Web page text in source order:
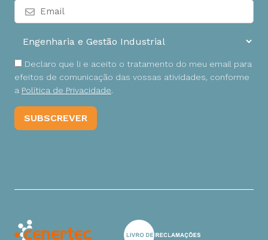
Declaro que li e aceito o tratamento do meu email para
efeitos de comunicação das vossas atividades, conforme
a Política de Privacidade.